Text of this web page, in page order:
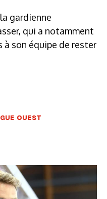
gardienne
qui a notamment
à son équipe de rester
OUEST